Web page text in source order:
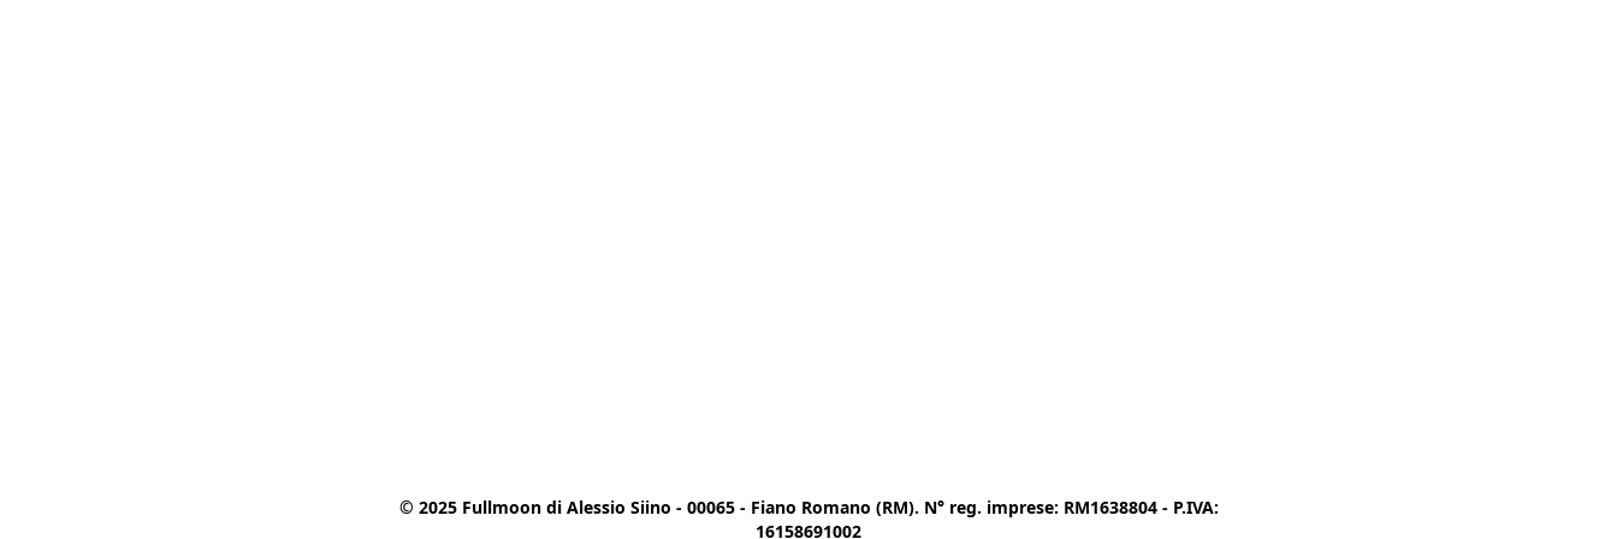
© 2025 Fullmoon di Alessio Siino - 00065 - Fiano Romano (RM). N° reg. imprese: RM1638804 - P.IVA:
16158691002